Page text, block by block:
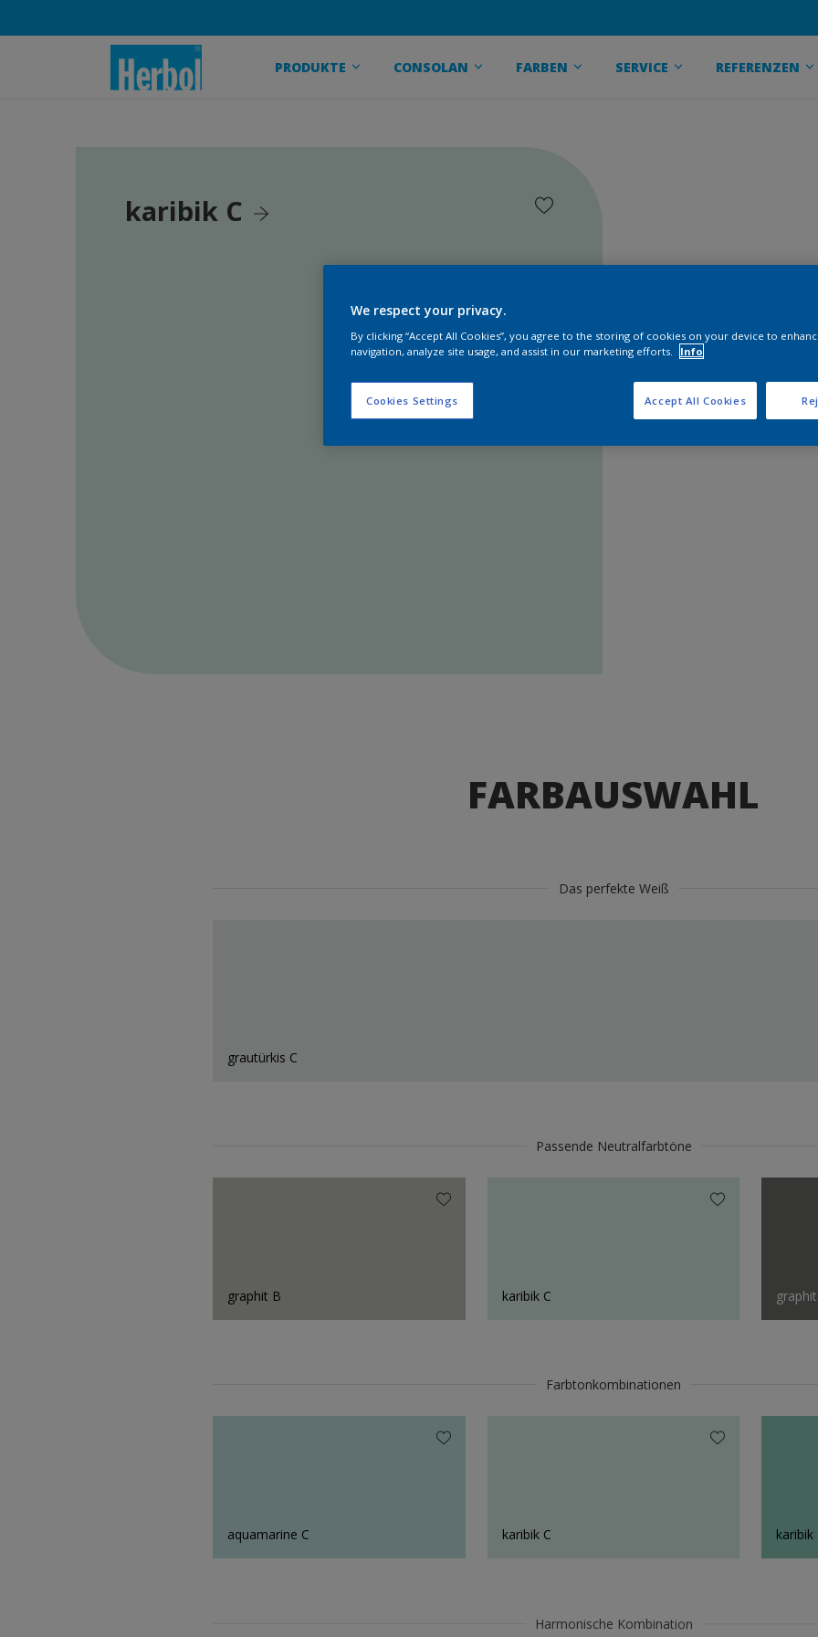
PRODUKTE CONSOLAN FARBEN SERVICE REFERENZEN
karibik C
FARBAUSWAHL
Das perfekte Weiß
grautürkis C
Passende Neutralfarbtöne
graphit B karibik C
Farbtonkombinationen
aquamarine C karibik C karibik
Harmonische Kombination
We respect your privacy.
By clicking “Accept All Cookies”, you agree to the storing of cookies on your device to
navigation, analyze site usage, and assist in our marketing efforts.
Info
Cookies Settings Accept All Cookies